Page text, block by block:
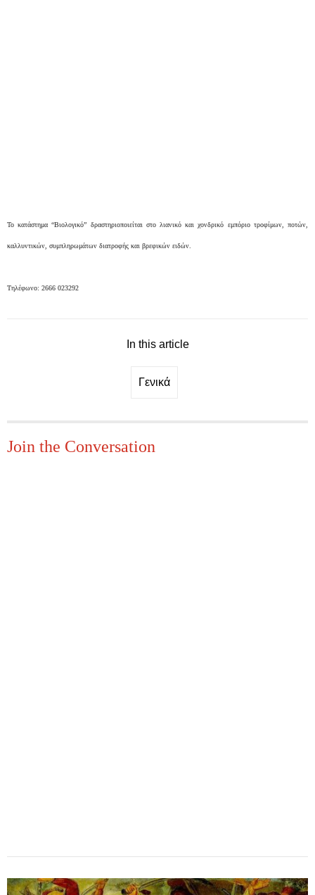
To κατάστημα “Βιολογικό” δραστηριοποιείται στο λιανικό και χονδρικό εμπόριο τροφίμων, ποτών,
καλλυντικών, συμπληρωμάτων διατροφής και βρεφικών ειδών.
Τηλέφωνο: 2666 023292
In this article
Γενικά
Join the Conversation